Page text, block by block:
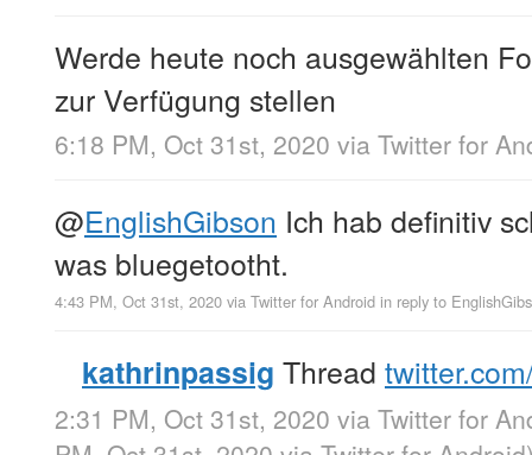
Werde heute noch ausgewählten
zur Verfügung stellen
6:18 PM, Oct 31st, 2020 via Twitter for
@EnglishGibson Ich hab definitiv
was bluegetootht.
4:43 PM, Oct 31st, 2020 via Twitter for Android in reply to
kathrinpassig Thread
2:31 PM, Oct 31st, 2020 via Twitter for